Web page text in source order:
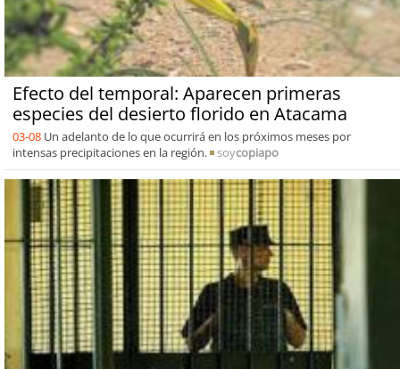
Efecto del temporal: Aparecen primeras
especies del desierto florido en Atacama
03-08 Un adelanto de lo que ocurrirá en los próximos meses por
intensas precipitaciones en la región.
soycopiapo